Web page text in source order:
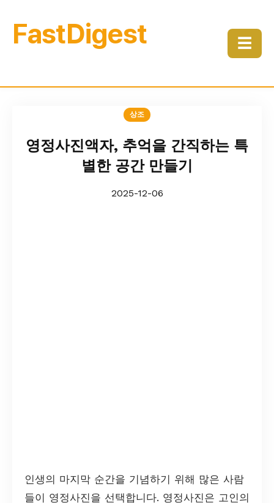
FastDigest ☰
상조
영정사진액자, 추억을 간직하는 특
별한 공간 만들기
2025-12-06
인생의 마지막 순간을 기념하기 위해 많은 사람
들이 영정사진을 선택합니다. 영정사진은 고인의